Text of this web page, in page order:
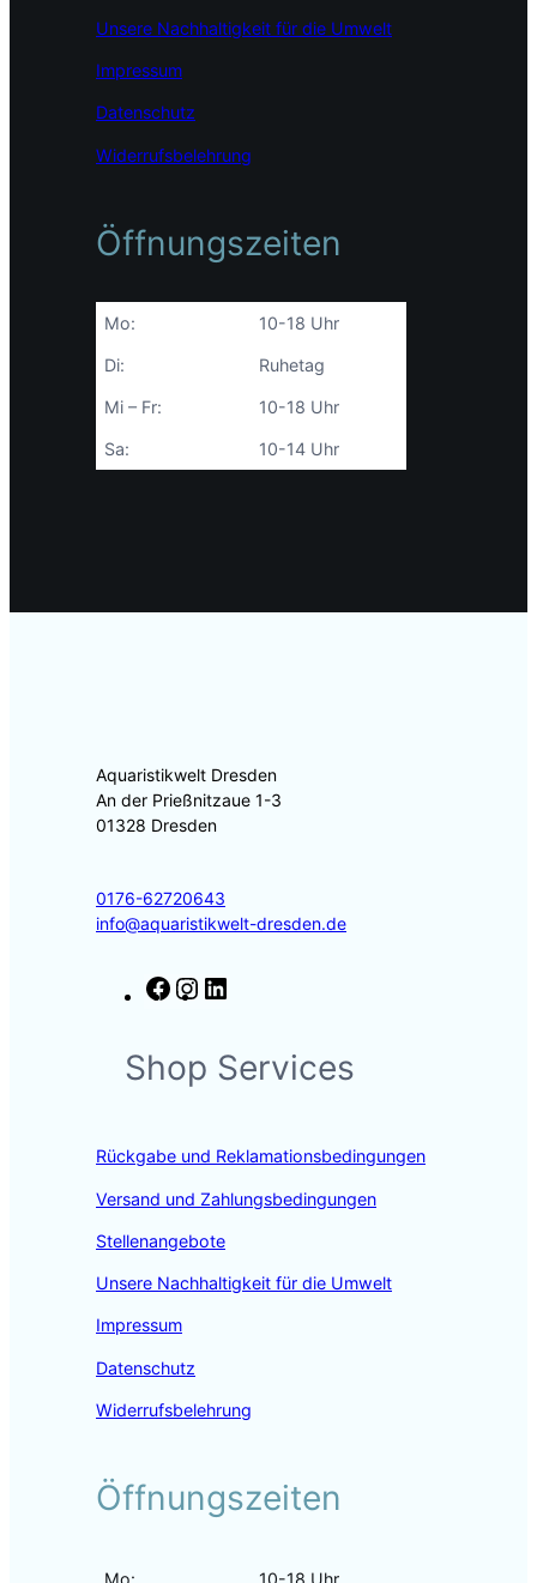
Unsere Nachhaltigkeit für die Umwelt
Impressum
Datenschutz
Widerrufsbelehrung
Öffnungszeiten
Mo: 10-18 Uhr
Di: Ruhetag
Mi – Fr: 10-18 Uhr
Sa: 10-14 Uhr
Aquaristikwelt Dresden
An der Prießnitzaue 1-3
01328 Dresden
0176-62720643
info@aquaristikwelt-dresden.de
F
e
b
k
t
a
a
k
e
n
Shop Services
Rückgabe und Reklamationsbedingungen
Versand und Zahlungsbedingungen
Stellenangebote
Unsere Nachhaltigkeit für die Umwelt
Impressum
Datenschutz
Widerrufsbelehrung
Öffnungszeiten
Mo: 10-18 Uhr